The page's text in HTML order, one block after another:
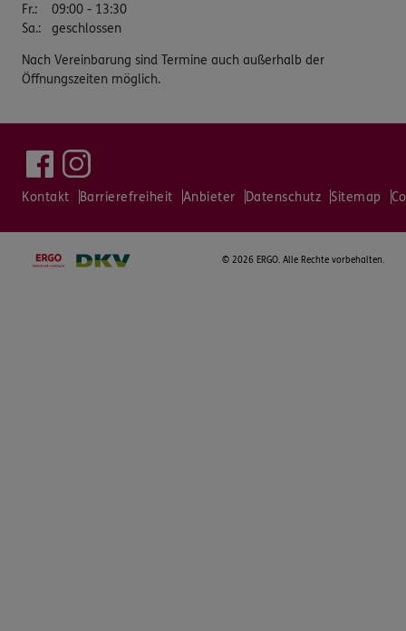
Fr.:
09:00 - 13:30
Sa.: geschlossen
Nach Vereinbarung sind Termine auch außerhalb der
Öffnungszeiten möglich.
Kontakt Barrierefreiheit Anbieter Datenschutz Sitemap
© 2026 ERGO. Alle Rechte vorbehalten.